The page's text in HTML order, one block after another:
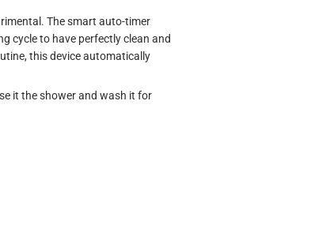
The smart auto-timer
cycle to have perfectly clean and
this device automatically
it the shower and wash it for